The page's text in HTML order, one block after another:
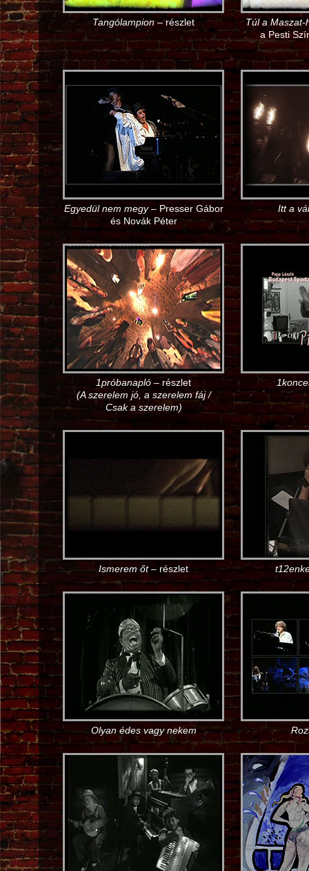
Tangólampion– részlet
Túl a Maszat-
a Pesti
Egyedül nem megy– Presser Gábor
és Novák Péter
Itt a
1próbanapló – részlet
(A szerelem jó, a szerelem fáj /
Csak a szerelem)
Ismerem őt– részlet
Olyan édes vagy nekem